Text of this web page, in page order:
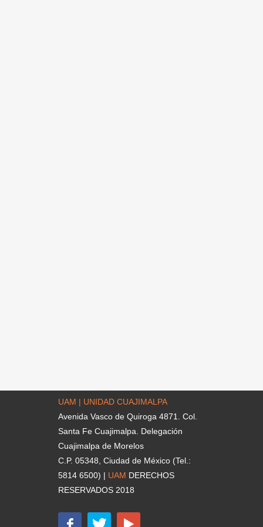
UAM | UNIDAD CUAJIMALPA
Avenida Vasco de Quiroga 4871. Col.
Santa Fe Cuajimalpa. Delegación
Cuajimalpa de Morelos
C.P. 05348, Ciudad de México (Tel.:
5814 6500) | UAM DERECHOS
RESERVADOS 2018